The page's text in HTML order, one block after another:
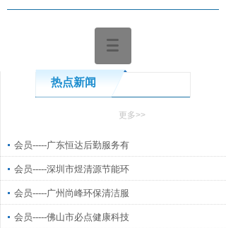
热点新闻
更多>>
会员-----广东恒达后勤服务有
会员-----深圳市煜清源节能环
会员-----广州尚峰环保清洁服
会员-----佛山市必点健康科技